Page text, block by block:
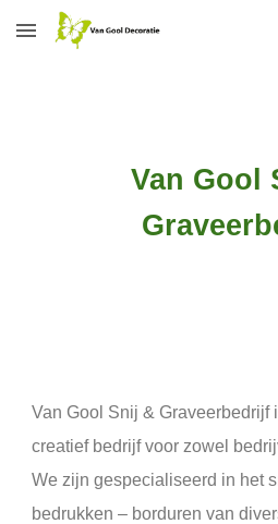
Skip to main content
Van Gool
Van Gool Snij & Graveerbedrijf
creatief bedrijf voor zowel
We zijn gespecialiseerd in het
bedrukken – borduren van